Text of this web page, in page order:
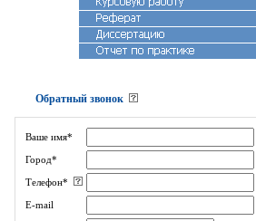
Обратный звонок
Ваше имя*
Город*
Телефон*
E-mail